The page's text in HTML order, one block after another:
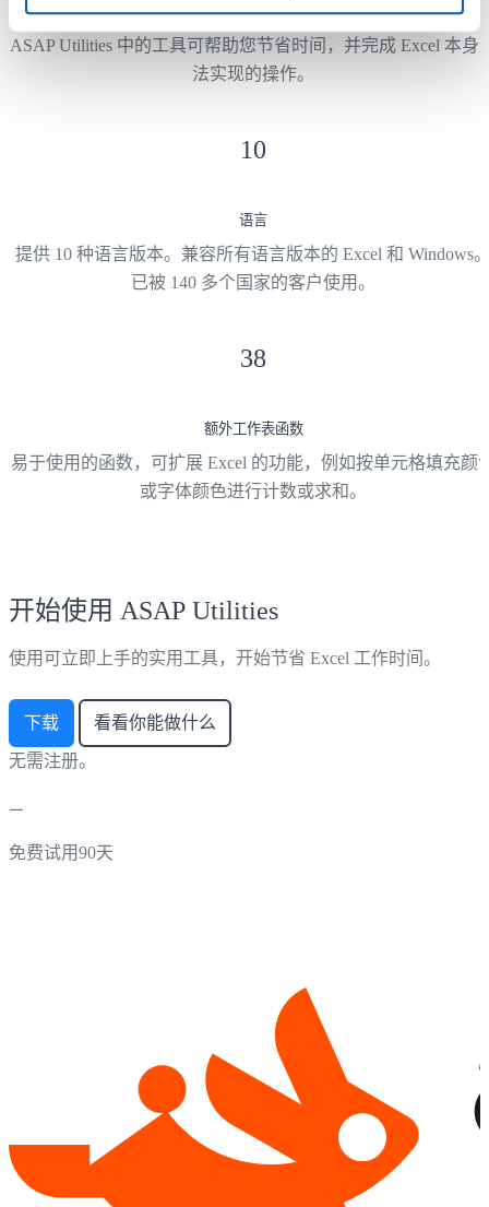
节省时间的 Excel 工具
ASAP Utilities 中的工具可帮助您节省时间，并完成 Excel 本身
法实现的操作。
10
语言
提供 10 种语言版本。兼容所有语言版本的 Excel 和 Windows
已被 140 多个国家的客户使用。
38
额外工作表函数
易于使用的函数，可扩展 Excel 的功能，例如按单元格填充颜
或字体颜色进行计数或求和。
开始使用 ASAP Utilities
使用可立即上手的实用工具，开始节省 Excel 工作时间。
下载 看看你能做什么
无需注册。
免费试用90天